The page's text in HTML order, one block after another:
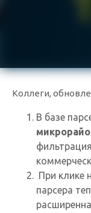
Коллеги,
В базе
При клике
парсера